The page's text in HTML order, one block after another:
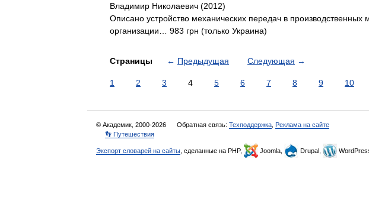
Владимир Николаевич (2012)
Описано устройство механических передач в
организации… 983 грн (только Украина)
Страницы ← Предыдущая Следующая →
1 2 3 4 5 6 7 8 9 10
© Академик, 2000-2026 Обратная связь: Техподдержка Реклама на сайте
👣 Путешествия
Экспорт словарей на сайты , сделанные на PHP, Joomla, Drupal,